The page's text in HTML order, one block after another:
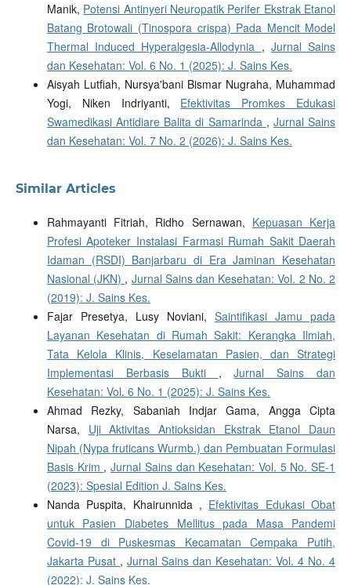
Manik, Potensi Antinyeri Neuropatik Perifer Ekstrak Etanol
Batang Brotowali (Tinospora crispa) Pada Mencit Model
Thermal Induced Hyperalgesia-Allodynia , Jurnal Sains
dan Kesehatan: Vol. 6 No. 1 (2025): J. Sains Kes.
Aisyah Lutfiah, Nursya'bani Bismar Nugraha, Muhammad
Yogi, Niken Indriyanti, Efektivitas Promkes Edukasi
Swamedikasi Antidiare Balita di Samarinda , Jurnal Sains
dan Kesehatan: Vol. 7 No. 2 (2026): J. Sains Kes.
Similar Articles
Rahmayanti Fitriah, Ridho Sernawan, Kepuasan Kerja
Profesi Apoteker Instalasi Farmasi Rumah Sakit Daerah
Idaman (RSDI) Banjarbaru di Era Jaminan Kesehatan
Nasional (JKN) , Jurnal Sains dan Kesehatan: Vol. 2 No. 2
(2019): J. Sains Kes.
Fajar Presetya, Lusy Noviani,Saintifikasi Jamu pada
Layanan Kesehatan di Rumah Sakit: Kerangka Ilmiah,
Tata Kelola Klinis, Keselamatan Pasien, dan Strategi
Implementasi Berbasis Bukti ,Jurnal Sains dan
Kesehatan: Vol. 6 No. 1 (2025): J. Sains Kes.
Ahmad Rezky, Sabaniah Indjar Gama, Angga Cipta
Narsa, Uji Aktivitas Antioksidan Ekstrak Etanol Daun
Nipah (Nypa fruticans Wurmb.) dan Pembuatan Formulasi
Basis Krim ,Jurnal Sains dan Kesehatan: Vol. 5 No. SE-1
(2023): Spesial Edition J. Sains Kes.
Nanda Puspita, Khairunnida , Efektivitas Edukasi Obat
untuk Pasien Diabetes Mellitus pada Masa Pandemi
Covid-19 di Puskesmas Kecamatan Cempaka Putih,
Jakarta Pusat , Jurnal Sains dan Kesehatan: Vol. 4 No. 4
(2022): J. Sains Kes.